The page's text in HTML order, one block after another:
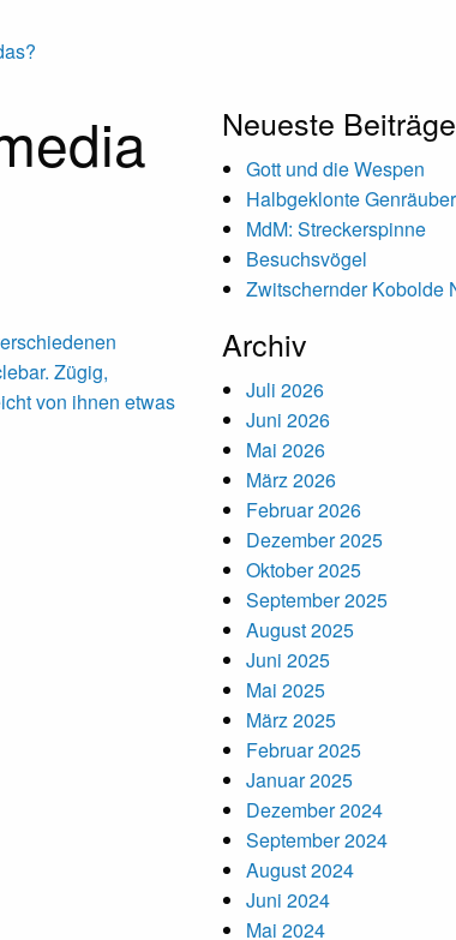
Zügig,
von ihnen etwas
Neueste Beiträge
Gott und die Wespen
Halbgeklonte Genräuber
MdM: Streckerspinne
Besuchsvögel
Zwitschernder Kobolde
Archiv
Juli 2026
Juni 2026
Mai 2026
März 2026
Februar 2026
Dezember 2025
Oktober 2025
September 2025
August 2025
Juni 2025
Mai 2025
März 2025
Februar 2025
Januar 2025
Dezember 2024
September 2024
August 2024
Juni 2024
Mai 2024